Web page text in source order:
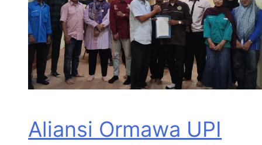
Aliansi Ormawa UPI